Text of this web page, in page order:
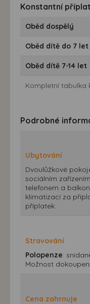
Konstantní
Oběd dospělý
Oběd dítě do 7 let
Oběd dítě 7-14 let
Kompletní tabulka
Podrobné
Ubytování
Dvoulůžkové
sociálním
telefonem a
klimatizací za
příplatek.
Stravování
Polopenze:
Možnost
Cena zahrnuje